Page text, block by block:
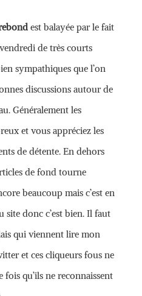
est balayée par le fait
de très courts
sympathiques que l’on
discussions autour de
Généralement les
et vous appréciez les
de détente. En dehors
de fond tourne
beaucoup mais c’est en
site donc c’est bien. Il faut
qui viennent lire mon
et ces cliqueurs fous ne
qu’ils ne reconnaissent